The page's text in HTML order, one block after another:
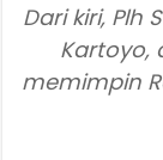
Dari kiri, Plh
Kartoyo,
memimpin